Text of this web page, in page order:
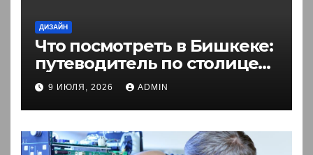
ДИЗАЙН
Что посмотреть в Бишкеке:
путеводитель по столице
Кыргызстана
9 ИЮЛЯ, 2026 ADMIN